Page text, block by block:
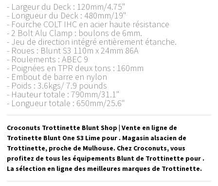
- Largeur du Deck : 120mm/4.75"
- Longueur du Deck : 480mm/19"
- Fourche COLT IHC en acier haute résistance
- 2 Bolt Alu Clamp : boulons de 6mm.
- Jeu de direction intégré entièrement étanche.
- Roues : Blunt S3 110m x 24mm 86A
- Roulements : ABEC 9
- Poignées en TPR deux tons : 160mm
- Embout de barre en nylon
- Poids : 3.6kgs/ 7.9 pounds
- Hauteur totale : 790mm/31.1"
- Longueur totale : 650mm/25.6"
Croconuts Trottinette Blunt Shop | Vente en ligne de
Trotinette Blunt One S3 Lime pour . Magasin alsacien de
Trottinette, proche de Mulhouse. Chez Croconuts, vous
profitez de tous les équipements Blunt de Trottinette pour .
La sélection en ligne des meilleures marques de Trottinette.